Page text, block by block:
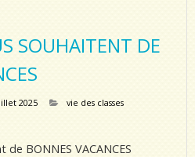
SOUHAITENT DE
2025
vie des classes
BONNES VACANCES